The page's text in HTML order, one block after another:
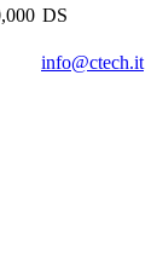
DS
info@ctech.it